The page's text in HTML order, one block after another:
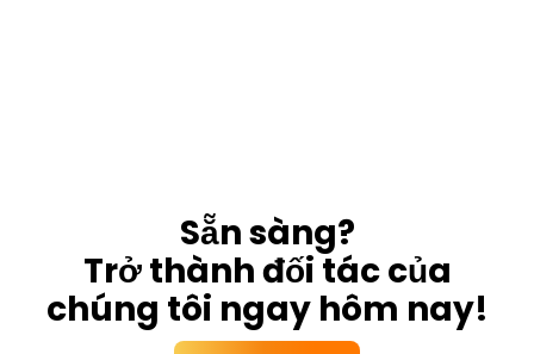
Sẵn sàng?
Trở thành đối tác của
chúng tôi ngay hôm nay!